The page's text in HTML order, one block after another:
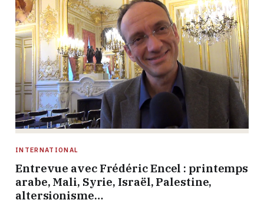
INTERNATIONAL
Entrevue avec Frédéric Encel : printemps
arabe, Mali, Syrie, Israël, Palestine,
altersionisme…